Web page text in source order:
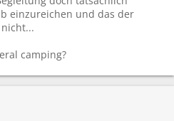
einzureichen und das der
camping?